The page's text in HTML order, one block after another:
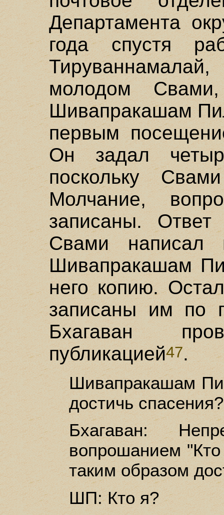
Департамента
года спустя
молодом
Шивапракашам
первым
Он задал
поскольку
Молчание,
записаны.
Свами
Шивапракашам
него копию.
записаны им по
Бхагаван
публикацией47.
Шивапракашам
достичь спасения?
Бхагаван:
вопрошанием
таким образом
ШП: Кто я?